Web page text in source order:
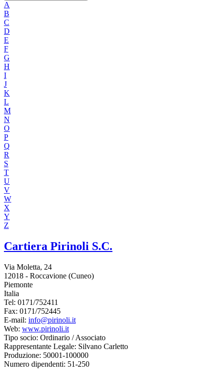
A
B
C
D
E
F
G
H
I
J
K
L
M
N
O
P
Q
R
S
T
U
V
W
X
Y
Z
Cartiera Pirinoli S.C.
Via Moletta, 24
12018 - Roccavione (Cuneo)
Piemonte
Italia
Tel: 0171/752411
Fax: 0171/752445
E-mail: info@pirinoli.it
Web: www.pirinoli.it
Tipo socio: Ordinario / Associato
Rappresentante Legale: Silvano Carletto
Produzione: 50001-100000
Numero dipendenti: 51-250